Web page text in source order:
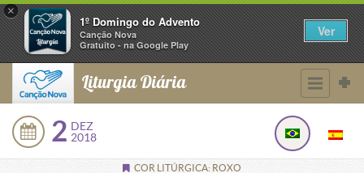
×
1º Domingo do Advento
Canção Nova
Gratuito - na Google Play
Ver
Liturgia Diária
2 DEZ
2018
COR LITÚRGICA: ROXO